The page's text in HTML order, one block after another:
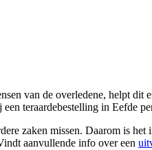
van de overledene, helpt
teraardebestelling in Eefde
zaken missen. Daarom is
aanvullende info over een